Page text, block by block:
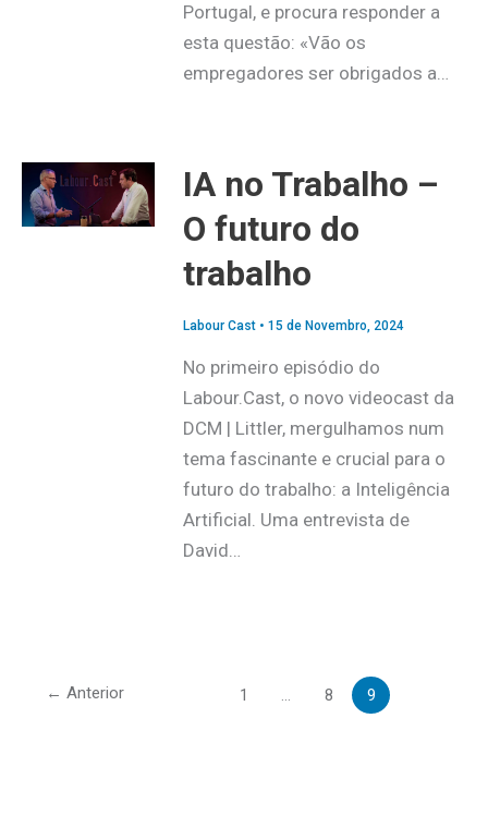
Portugal, e procura responder a
esta questão: «Vão os
empregadores ser obrigados a…
IA no Trabalho –
O futuro do
trabalho
Labour Cast• 15 de Novembro, 2024
No primeiro episódio do
Labour.Cast, o novo videocast da
DCM | Littler, mergulhamos num
tema fascinante e crucial para o
futuro do trabalho: a Inteligência
Artificial. Uma entrevista de
David…
← Anterior 1 8 9